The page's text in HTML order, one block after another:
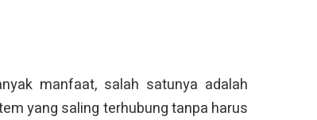
manfaat, salah satunya adalah
yang saling terhubung tanpa harus